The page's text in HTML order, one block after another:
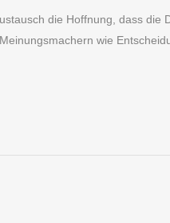
die Hoffnung, dass
wie